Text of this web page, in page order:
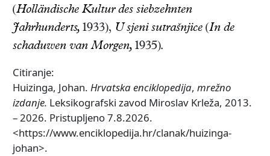
(Holländische Kultur des siebzehnten
Jahrhunderts, 1933), U sjeni sutrašnjice (In de
schaduwen van Morgen, 1935).
Citiranje:
Huizinga, Johan. Hrvatska enciklopedija, mrežno
izdanje. Leksikografski zavod Miroslav Krleža, 2013.
– 2026. Pristupljeno 7.8.2026.
<https://www.enciklopedija.hr/clanak/huizinga-
johan>.